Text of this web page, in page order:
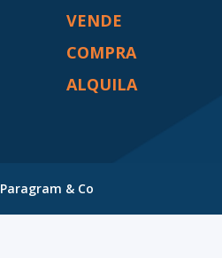
VENDE
COMPRA
ALQUILA
Paragram & Co